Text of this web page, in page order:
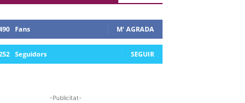
Fans M' AGRADA
Seguidors SEGUIR
-Publicitat-